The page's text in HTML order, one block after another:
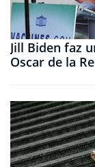
Jill Biden faz
Oscar de la